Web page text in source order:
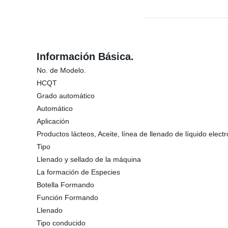
Información Básica.
No. de Modelo.
HCQT
Grado automático
Automático
Aplicación
Productos lácteos, Aceite, línea de llenado de líquido
Tipo
Llenado y sellado de la máquina
La formación de Especies
Botella Formando
Función Formando
Llenado
Tipo conducido